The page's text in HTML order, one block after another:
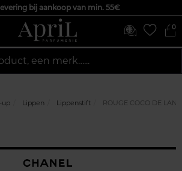
bij aankoop van min. 55€
0
een merk…...
up Lippen Lippenstift ROUGE COCO DE